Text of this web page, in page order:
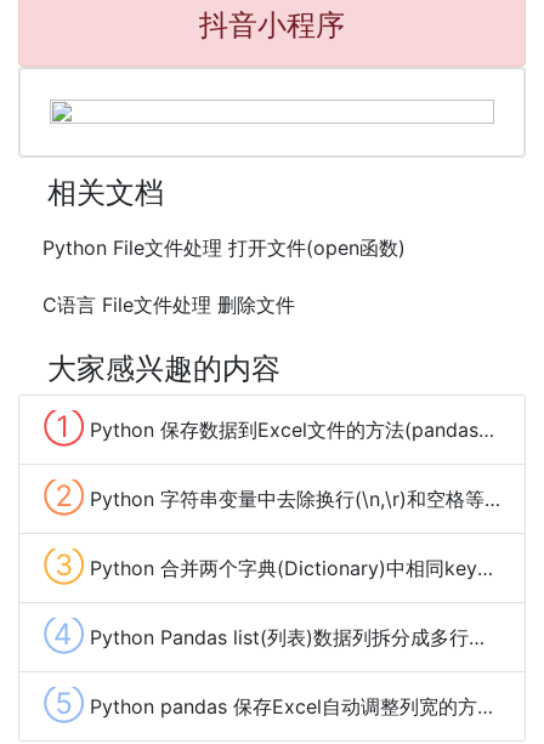
抖音小程序
相关文档
Python File文件处理 打开文件(open函数)
C语言 File文件处理 删除文件
大家感兴趣的内容
① Python 保存数据到Excel文件的方法(pandas、xlwt、openpyxl、xlsxwriter)
② Python 字符串变量中去除换行(\n,\r)和空格等特殊字符的方法
③ Python 合并两个字典(Dictionary)中相同key的value的方法及示例代码
④ Python Pandas list(列表)数据列拆分成多行的方法
⑤ Python pandas 保存Excel自动调整列宽的方法及示例代码